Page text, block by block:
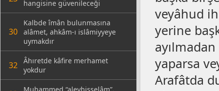
hangisine güvenileceği
30
Kalbde îmân bulunmasına
alâmet, ahkâm-ı islâmiyyeye
uymakdır
32
Âhıretde kâfire merhamet
yokdur
veyâhud
yerine
yaparsa
Arafâtda